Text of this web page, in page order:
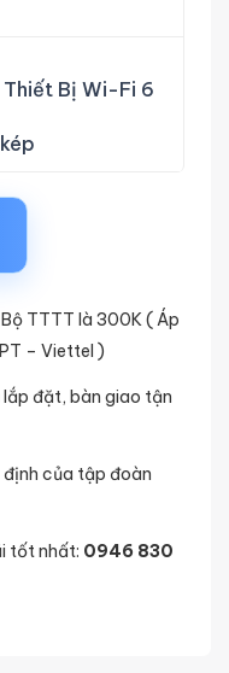
Thiết Bị Wi-Fi 6
TTTT là 300K ( Áp
– Viettel )
đặt, bàn giao tận
của tập đoàn
tốt nhất: 0946 830